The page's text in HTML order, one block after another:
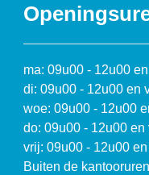
ma: 09u00 - 12u00
di: 09u00 - 12u00 en
woe: 09u00 - 12u00
do: 09u00 - 12u00
vrij: 09u00 - 12u00
Buiten de